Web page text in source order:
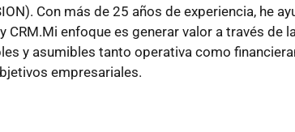
Con más de 25 años de experiencia, he
CRM.Mi enfoque es generar valor a través
y asumibles tanto operativa como
empresariales.